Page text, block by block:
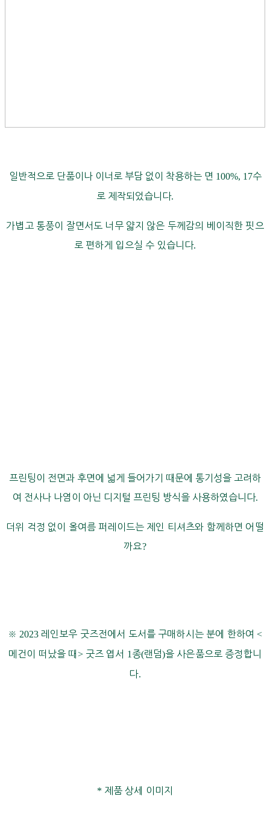
일반적으로 단품이나 이너로 부담 없이 착용하는 면 100%, 17수
로 제작되었습니다.
가볍고 통풍이 잘면서도 너무 얇지 않은 두께감의 베이직한 핏으
로 편하게 입으실 수 있습니다.
프린팅이 전면과 후면에 넓게 들어가기 때문에 통기성을 고려하
여 전사나 나염이 아닌 디지털 프린팅 방식을 사용하였습니다.
더위 걱정 없이 올여름 퍼레이드는 제인 티셔츠와 함께하면 어떨
까요?
※ 2023 레인보우 굿즈전에서 도서를 구매하시는 분에 한하여<
메건이 떠났을 때 > 굿즈 엽서 1 종(랜덤)을 사은품으로 증정합니
다.
* 제품 상세 이미지